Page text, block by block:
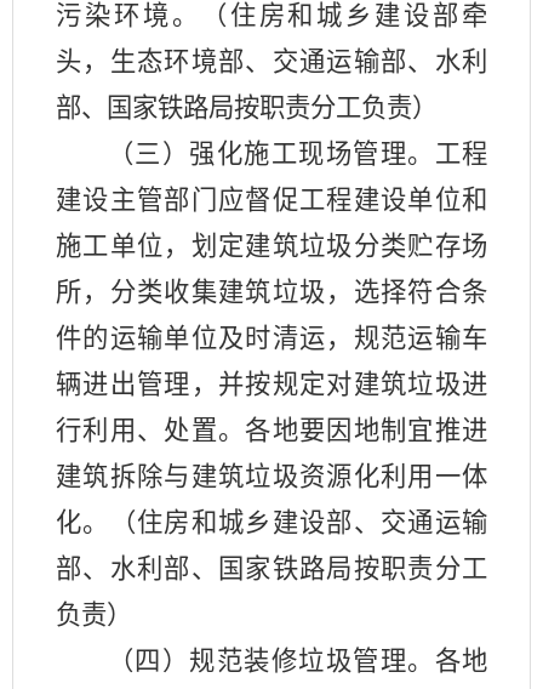
污染环境。（住房和城乡建设部牵
头，生态环境部、交通运输部、水利
部、国家铁路局按职责分工负责）
（三）强化施工现场管理。工程
建设主管部门应督促工程建设单位和
施工单位，划定建筑垃圾分类贮存场
所，分类收集建筑垃圾，选择符合条
件的运输单位及时清运，规范运输车
辆进出管理，并按规定对建筑垃圾进
行利用、处置。各地要因地制宜推进
建筑拆除与建筑垃圾资源化利用一体
化。（住房和城乡建设部、交通运输
部、水利部、国家铁路局按职责分工
负责）
（四）规范装修垃圾管理。各地